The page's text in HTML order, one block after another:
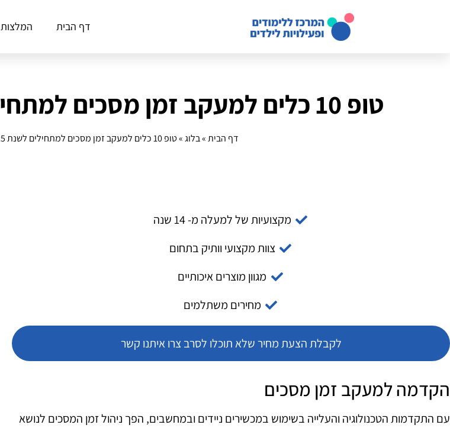
דף הבית המלצות
טופ 10 כלים למעקב זמן מסכים למתחילים לשנת 2025
דף הבית»בלוג»טופ 10 כלים למעקב זמן מסכים למתחילים לשנת 2025
מקצועיות של למעלה מ- 14 שנה
צוות מקצועי וותיק בתחום
מגוון מוצרים איכותיים
מחירים משתלמים
לקבלת הצעת מחיר שלא תוכלו לסרב צרו איתנו קשר
הקדמה למעקב זמן מסכים
עם התקדמות הטכנולוגיה והעלייה בשימוש במכשירים ניידים ובמחשבים, הפך ניהול זמן המסכים לנושא